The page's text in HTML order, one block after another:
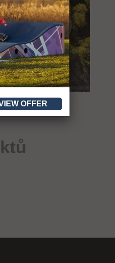
OFFER